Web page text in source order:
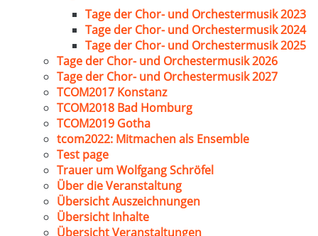
Tage der Chor- und Orchestermusik 2023
Tage der Chor- und Orchestermusik 2024
Tage der Chor- und Orchestermusik 2025
Tage der Chor- und Orchestermusik 2026
Tage der Chor- und Orchestermusik 2027
TCOM2017 Konstanz
TCOM2018 Bad Homburg
TCOM2019 Gotha
tcom2022: Mitmachen als Ensemble
Test page
Trauer um Wolfgang Schröfel
Über die Veranstaltung
Übersicht Auszeichnungen
Übersicht Inhalte
Übersicht Veranstaltungen